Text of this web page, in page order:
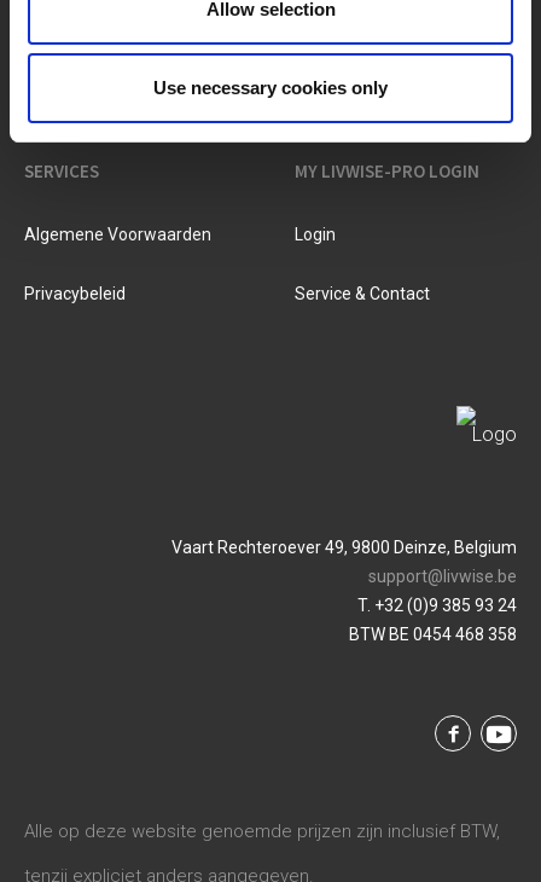
Allow selection
Use necessary cookies only
Categorieën
Nieuwe Producten
Ons Team
Vacatures
SERVICES
Algemene Voorwaarden
Privacybeleid
MY LIVWISE-PRO LOGIN
Login
Service & Contact
Vaart Rechteroever 49, 9800 Deinze, Belgium
support@livwise.be
T. +32 (0)9 385 93 24
BTW BE 0454 468 358
Alle op deze website genoemde prijzen zijn inclusief BTW,
tenzij expliciet anders aangegeven.